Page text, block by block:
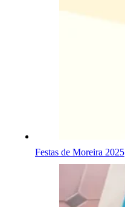
Festas de Moreira 2025